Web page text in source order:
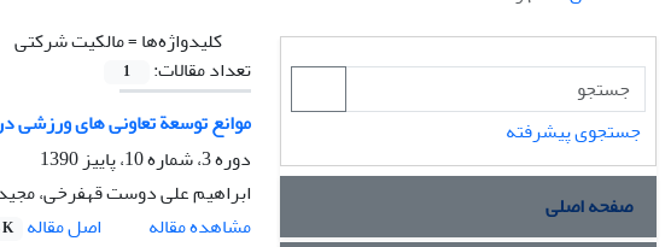
کلیدواژه‌ها =مالکیت شرکتی
تعداد مقالات:
1
موانع توسعة تعاونی های ورزشی
دوره 3، شماره 10، پاییز 1390
ابراهیم علی دوست قهفرخی، مجید
مشاهده مقاله
اصل مقاله K
جستجوی پیشرفته
صفحه اصلی